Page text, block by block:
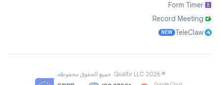
Form Timer
Record Meeting
TeleClaw
NEW
©
2026
Qualtir LLC. جميع الحقوق محفوظة.